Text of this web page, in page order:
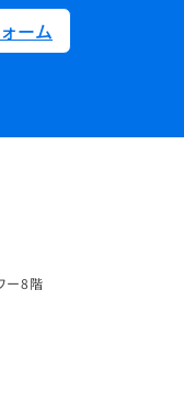
ーム
ー8階